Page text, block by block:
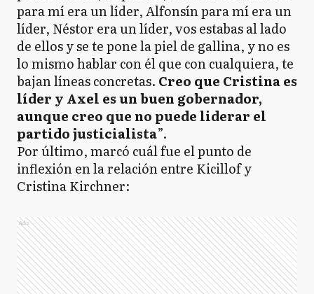
para mí era un líder, Alfonsín para mí era un
líder, Néstor era un líder, vos estabas al lado
de ellos y se te pone la piel de gallina, y no es
lo mismo hablar con él que con cualquiera, te
bajan líneas concretas. Creo que Cristina es
líder y Axel es un buen gobernador,
aunque creo que no puede liderar el
partido justicialista”.
Por último, marcó cuál fue el punto de
inflexión en la relación entre Kicillof y
Cristina Kirchner:
Ads